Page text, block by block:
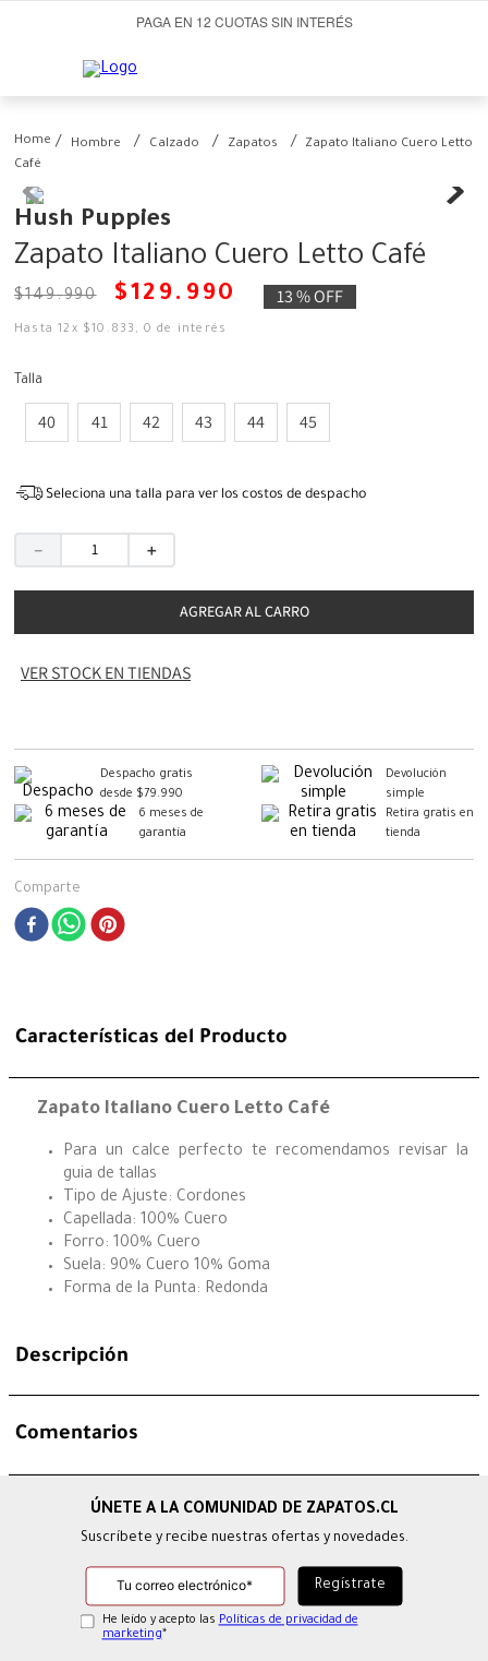
PAGA EN 12 CUOTAS SIN INTERÉS
Hombre Calzado Zapatos
Zapato Italiano Cuero Letto
Café
Hush Puppies
Zapato Italiano Cuero Letto Café
$149.990 $129 . 990 13 %OFF
Hasta12 x $10 . 833 , 0 de interés
Talla
40 41 42 43 44 45
Seleciona una talla para ver los costos de despacho
＋
－
AGREGAR AL CARRO
VER STOCK EN TIENDAS
Despacho gratis
desde $79.990
Devolución
simple
6 meses de
garantía
Retira gratis en
tienda
Comparte
Características del Producto
Zapato Italiano Cuero Letto Café
Para un calce perfecto te recomendamos revisar la
guia de tallas
Tipo de Ajuste: Cordones
Capellada: 100% Cuero
Forro: 100% Cuero
Suela: 90% Cuero 10% Goma
Forma de la Punta: Redonda
Descripción
Comentarios
Suscríbete y recibe nuestras ofertas y novedades.
He leído y acepto las Políticas de privacidad de
marketing*